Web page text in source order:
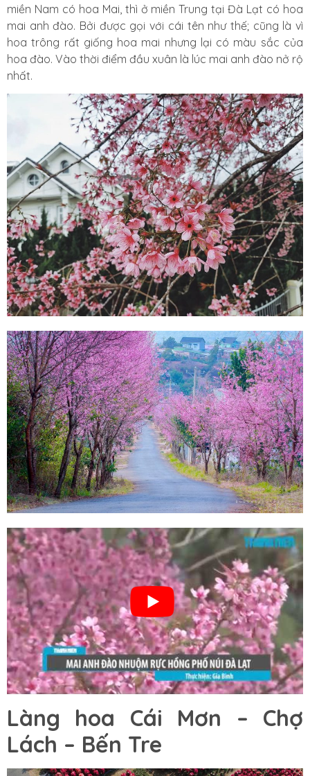
miền Nam có hoa Mai, thì ở miền Trung tại Đà Lạt có hoa
mai anh đào. Bởi được gọi với cái tên như thế; cũng là vì
hoa trông rất giống hoa mai nhưng lại có màu sắc của
hoa đào. Vào thời điểm đầu xuân là lúc mai anh đào nở rộ
nhất.
Làng hoa Cái Mơn – Chợ
Lách – Bến Tre